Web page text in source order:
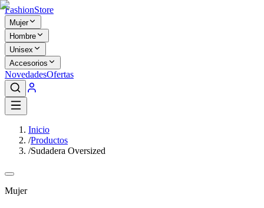
FashionStore
Mujer
Hombre
Unisex
Accesorios
NovedadesOfertas
Inicio
/Productos
/Sudadera Oversized
Mujer